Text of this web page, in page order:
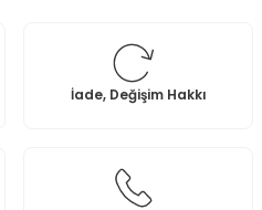
İade, Değişim Hakkı